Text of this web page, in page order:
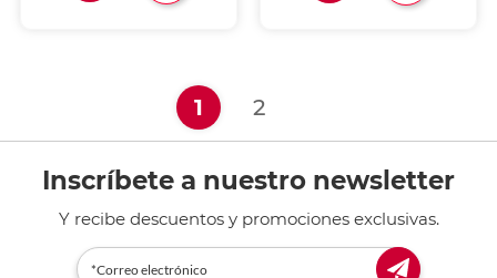
1(current)
2
Inscríbete a nuestro newsletter
Y recibe descuentos y promociones exclusivas.